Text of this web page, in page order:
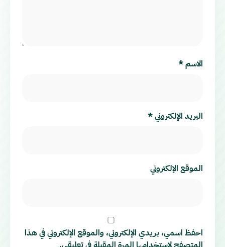
الاسم*
البريد الإلكتروني*
الموقع الإلكتروني
احفظ اسمي، بريدي الإلكتروني، والموقع الإلكتروني في هذا